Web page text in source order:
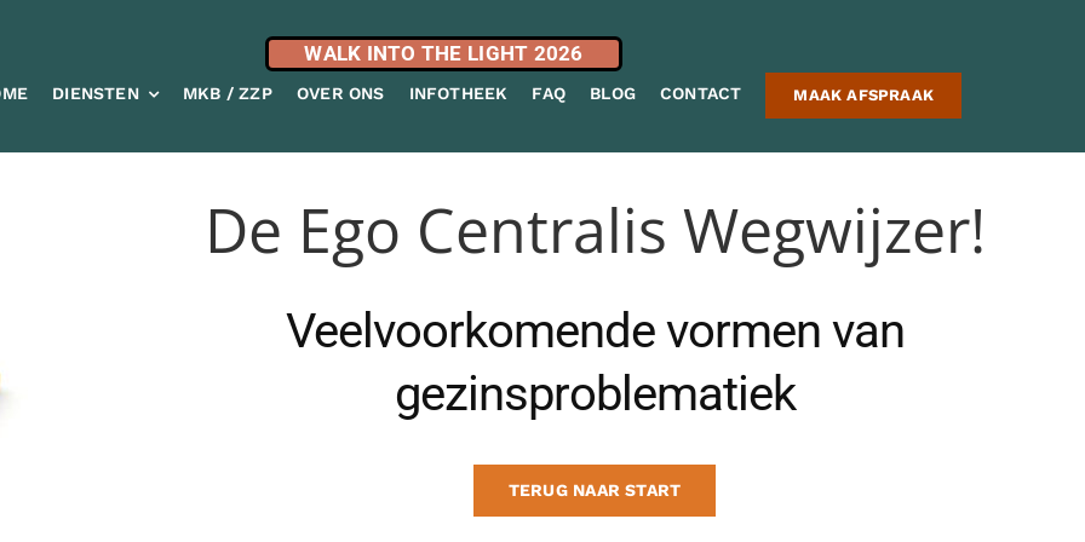
WALK INTO THE LIGHT 2026
DIENSTEN MKB / ZZP OVER ONS INFOTHEEK FAQ BLOG CONTACT MAAK AFSPRAAK
De Ego Centralis Wegwijzer!
Veelvoorkomende vormen van
gezinsproblematiek
TERUG NAAR START